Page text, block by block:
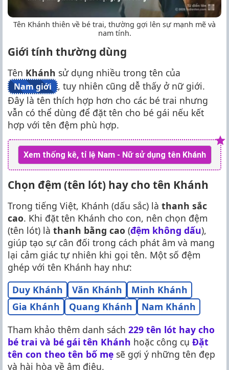
Tên Khánh thiên về bé trai, thường gợi lên sự mạnh mẽ và
nam tính.
Giới tính thường dùng
Tên Khánh sử dụng nhiều trong tên của
Nam giới
, tuy nhiên cũng dễ thấy ở nữ giới.
Đây là tên thích hợp hơn cho các bé trai nhưng
vẫn có thể dùng để đặt tên cho bé gái nếu kết
hợp với tên đệm phù hợp.
Xem thống kê, tỉ lệ Nam - Nữ sử dụng tên Khánh
Chọn đệm (tên lót) hay cho tên Khánh
Trong tiếng Việt, Khánh (dấu sắc) là thanh sắc
cao. Khi đặt tên Khánh cho con, nên chọn đệm
(tên lót) là thanh bằng cao (đệm không dấu),
giúp tạo sự cân đối trong cách phát âm và mang
lại cảm giác tự nhiên khi gọi tên. Một số đệm
ghép với tên Khánh hay như:
Duy Khánh
Văn Khánh
Minh Khánh
Gia Khánh
Quang Khánh
Nam Khánh
Tham khảo thêm danh sách 229 tên lót hay cho
bé trai và bé gái tên Khánh hoặc công cụ Đặt
tên con theo tên bố mẹ sẽ gợi ý những tên đẹp
và hài hòa về âm điệu.